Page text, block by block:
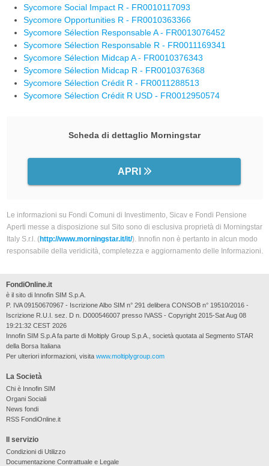
Sycomore Social Impact R - FR0010117093
Sycomore Opportunities R - FR0010363366
Sycomore Sélection Responsable A - FR0013076452
Sycomore Sélection Responsable R - FR0011169341
Sycomore Sélection Midcap A - FR0010376343
Sycomore Sélection Midcap R - FR0010376368
Sycomore Sélection Crédit R - FR0011288513
Sycomore Sélection Crédit R USD - FR0012950574
Scheda di dettaglio Morningstar
APRI
Le informazioni su Fondi Comuni di Investimento, Sicav e Fondi Pensione
Aperti messe a disposizione sul Sito sono di esclusiva proprietà di Morningstar
Italy S.r.l. (http://www.morningstar.it/it/). Innofin non è pertanto in alcun modo
responsabile della veridicità, completezza e aggiornamento delle Informazioni.
La Società
Chi è Innofin SIM
Organi Sociali
News fondi
RSS FondiOnline.it
Il servizio
Condizioni di Utilizzo
Documentazione Contrattuale e Legale
FondiOnline.it
è il sito di Innofin SIM S.p.A.
P. IVA 09150670967 - Iscrizione Albo SIM n° 291 delibera CONSOB n° 19510/2016 -
Iscrizione R.U.I. sez. D n. D000546007 presso IVASS - Copyright 2015-Sat Aug 08
19:21:32 CEST 2026
Innofin SIM S.p.A fa parte di Moltiply Group S.p.A., società quotata al Segmento STAR
della Borsa Italiana
Per ulteriori informazioni, visita www.moltiplygroup.com